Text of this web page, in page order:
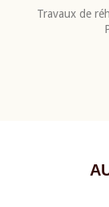
Travaux de